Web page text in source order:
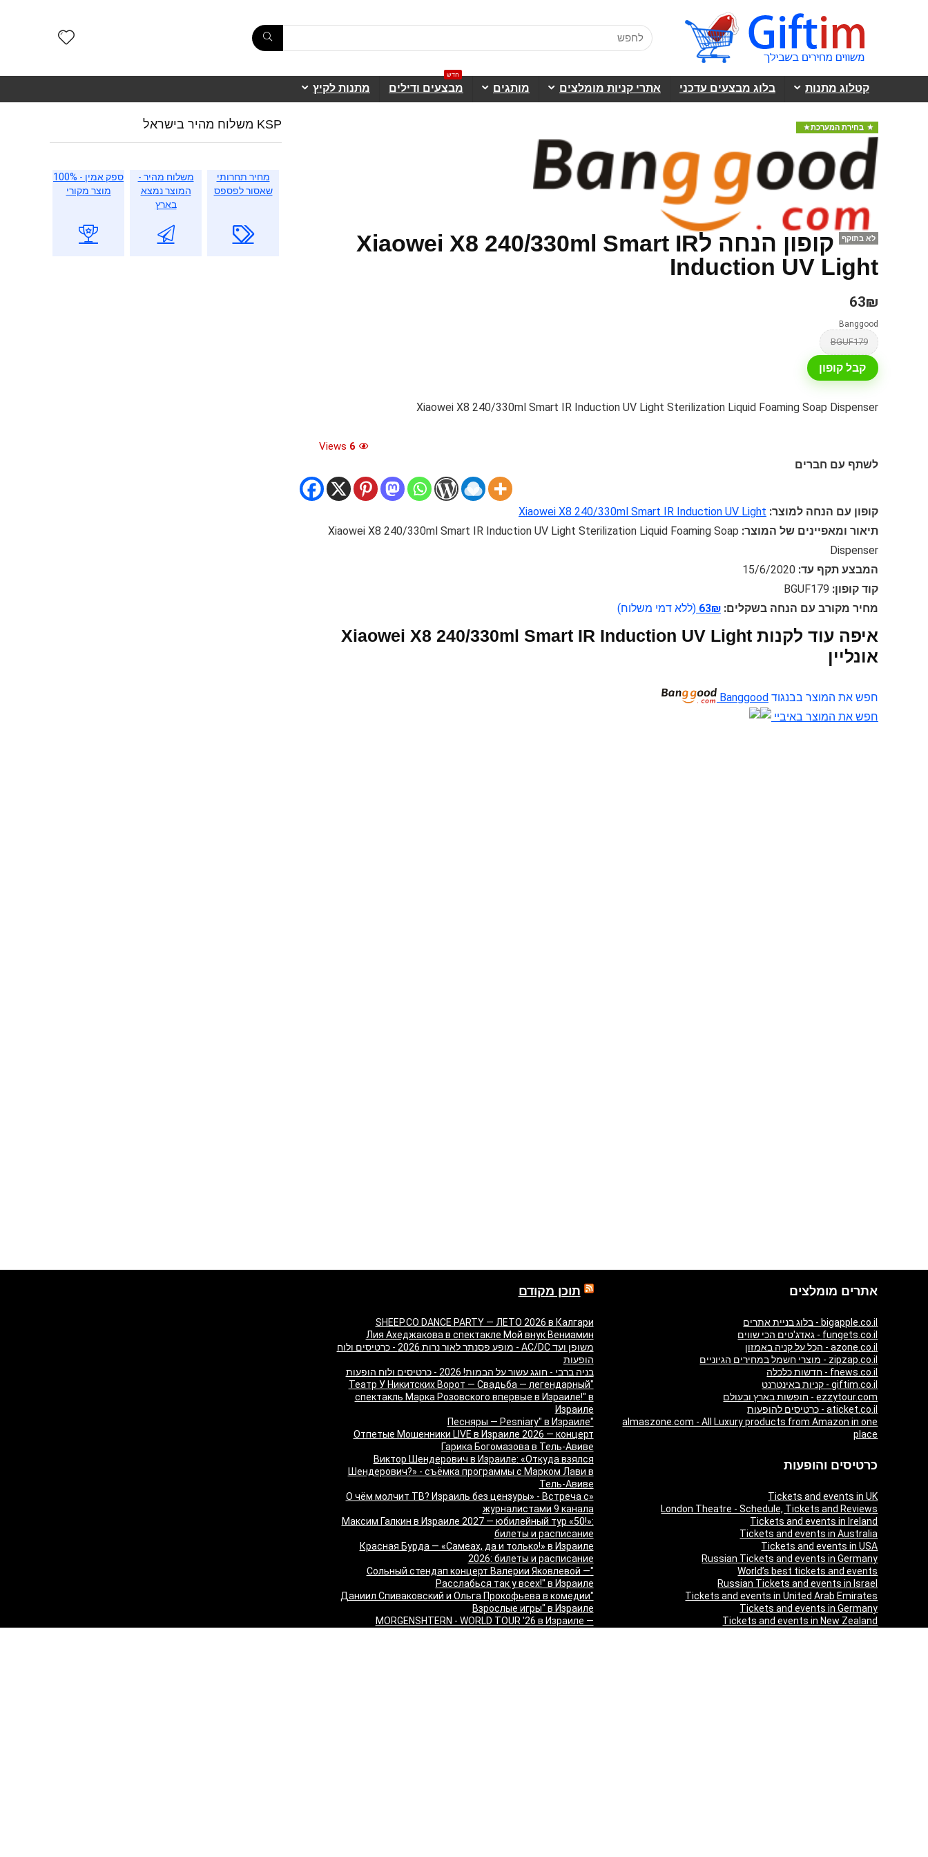
קטלוג מתנות בלוג מבצעים עדכני אתרי קניות מומלצים מותגים מבצעים ודילים
חדש
מתנות לקיץ
בחירת המערכת
לא בתוקף
קופון הנחה לXiaowei X8 240/330ml Smart IR
Induction UV Light
63₪
Banggood
BGUF179
קבל קופון
Xiaowei X8 240/330ml Smart IR Induction UV Light Sterilization Liquid Foaming Soap Dispenser
6
לשתף עם חברים
קופון עם הנחה למוצר: Xiaowei X8 240/330ml Smart IR Induction UV Light
תיאור ומאפיינים של המוצר: Xiaowei X8 240/330ml Smart IR Induction UV Light Sterilization Liquid Foaming Soap
Dispenser
המבצע תקף עד: 15/6/2020
קוד קופון: BGUF179
מחיר מקורב עם הנחה בשקלים: 63₪ (ללא דמי משלוח)
איפה עוד לקנות Xiaowei X8 240/330ml Smart IR Induction UV Light
אונליין
חפש את המוצר בבנגוד Banggood
חפש את המוצר באיביי
KSP משלוח מהיר בישראל
מחיר תחרותי
שאסור לפספס
משלוח מהיר -
המוצר נמצא
בארץ
ספק אמין - 100%
מוצר מקורי
אתרים מומלצים
bigapple.co.il - בלוג בניית אתרים
fungets.co.il - גאדג'טים הכי שווים
azone.co.il - הכל על קניה באמזון
zipzap.co.il - מוצרי חשמל במחירים הגיוניים
fnews.co.il - חדשות כלכלה
giftim.co.il - קניות באינטרנט
ezzytour.com - חופשות בארץ ובעולם
aticket.co.il - כרטיסים להופעות
almaszone.com - All Luxury products from Amazon in one
place
כרטיסים והופעות
Tickets and events in UK
London Theatre - Schedule, Tickets and Reviews
Tickets and events in Ireland
Tickets and events in Australia
Tickets and events in USA
Russian Tickets and events in Germany
World’s best tickets and events
Russian Tickets and events in Israel
Tickets and events in United Arab Emirates
Tickets and events in Germany
Tickets and events in New Zealand
תוכן מקודם
SHEEP.CO DANCE PARTY — ЛЕТО 2026 в Калгари
Лия Ахеджакова в спектакле Мой внук Вениамин
משופן ועד AC/DC - מופע פסנתר לאור נרות 2026 - כרטיסים ולוח
הופעות
בניה ברבי - חוגג עשור על הבמות! 2026 - כרטיסים ולוח הופעות
"Театр У Никитских Ворот — Свадьба — легендарный
спектакль Марка Розовского впервые в Израиле!" в
Израиле
"Песняры — Pesniary" в Израиле
Отпетые Мошенники LIVE в Израиле 2026 — концерт
Гарика Богомазова в Тель-Авиве
Виктор Шендерович в Израиле: «Откуда взялся
Шендерович?» - съёмка программы с Марком Лави в
Тель-Авиве
«О чём молчит ТВ? Израиль без цензуры» - Встреча с
журналистами 9 канала
Максим Галкин в Израиле 2027 — юбилейный тур «50!»:
билеты и расписание
Красная Бурда — «Самеах, да и только!» в Израиле
2026: билеты и расписание
"Сольный стендап концерт Валерии Яковлевой —
Расслабься так у всех!" в Израиле
"Даниил Спиваковский и Ольга Прокофьева в комедии
Взрослые игры" в Израиле
MORGENSHTERN - WORLD TOUR '26 в Израиле —